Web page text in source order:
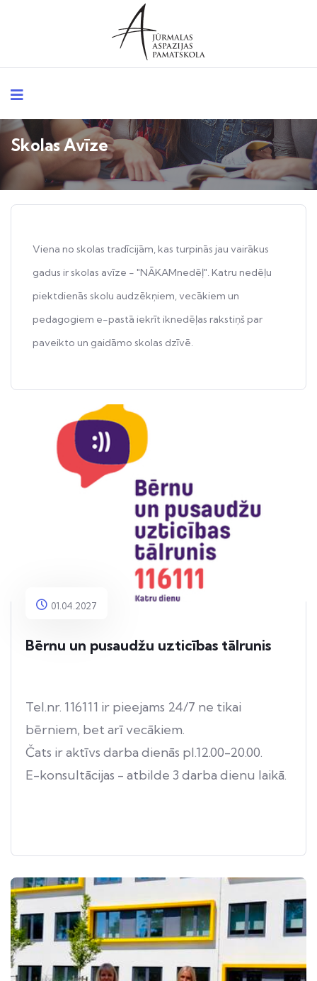
Skolas Avīze
Viena no skolas tradīcijām, kas turpinās jau vairākus
gadus ir skolas avīze - "NĀKAMnedēļ". Katru nedēļu
piektdienās skolu audzēkņiem, vecākiem un
pedagogiem e-pastā iekrīt iknedēļas rakstiņš par
paveikto un gaidāmo skolas dzīvē.
01.04.2027
Bērnu un pusaudžu uzticības tālrunis
Tel.nr. 116111 ir pieejams 24/7 ne tikai
bērniem, bet arī vecākiem.
Čats ir aktīvs darba dienās pl.12.00-20.00.
E-konsultācijas - atbilde 3 darba dienu laikā.